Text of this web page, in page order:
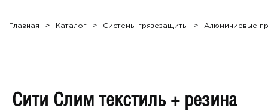
Главная Каталог Системы грязезащиты Алюминиевые
Сити Слим текстиль + резина